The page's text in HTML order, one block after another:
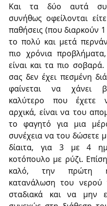
Και τα δύο αυτά
συνήθως οφείλονται
παθήσεις (που διαρκούν
το πολύ και μετά
πιο χρόνια
είναι και τα πιο
σας δεν έχει πεσμένη
φαίνεται να χάνει
καλύτερο που έχετε
αρχικά, είναι να του
το φαγητό για μια
συνέχεια να του δώσετε
δίαιτα, για 3 με 4
κοτόπουλο με ρύζι.
καλό, την πρώτη
κατανάλωση του νερού
σταδιακά και να μην